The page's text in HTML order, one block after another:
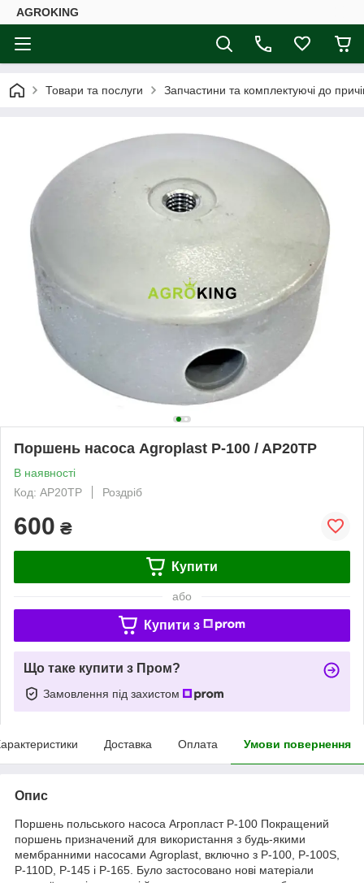
AGROKING
Товари та послуги Запчастини та комплектуючі до
Поршень насоса Agroplast P-100 / AP20TP
В наявності
Код: AP20TP
Роздріб
600 ₴
Купити
або
Купити з
Що таке купити з Пром?
Замовлення під захистом
Доставка Оплата Умови повернення
Опис
Поршень польського насоса Агропласт P-100 Покращений
поршень призначений для використання з будь-якими
мембранними насосами Agroplast, включно з P-100, P-100S,
P-110D, P-145 і Р-165. Було застосовано нові матеріали